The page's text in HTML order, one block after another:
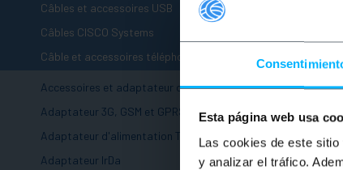
Esta página web usa
Las cookies de este
y analizar el tráfico.
Câbles et accessoires USB
Câbles CISCO Systems
Câble et accessoires téléphoniques -
Accessoires et adaptateur de téléphone
Adaptateur 3G, GSM et GPRS
Adaptateur d'alimentation Téléphone
Adaptateur IrDa